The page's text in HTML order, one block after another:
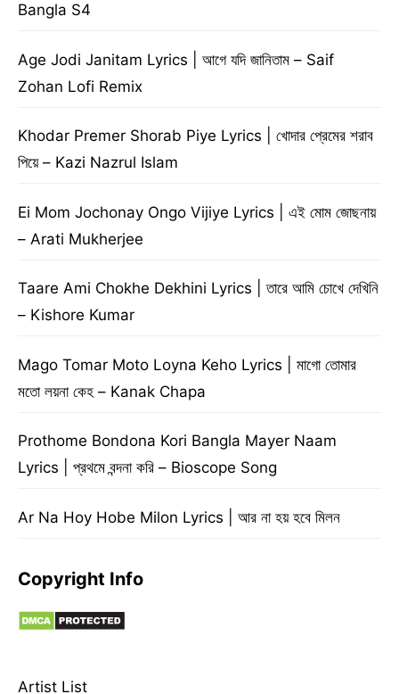
Bangla S4
Age Jodi Janitam Lyrics | আগে যদি জানিতাম – Saif
Zohan Lofi Remix
Khodar Premer Shorab Piye Lyrics | খোদার প্রেমের শরাব
পিয়ে – Kazi Nazrul Islam
Ei Mom Jochonay Ongo Vijiye Lyrics | এই মোম জোছনায়
– Arati Mukherjee
Taare Ami Chokhe Dekhini Lyrics | তারে আমি চোখে দেখিনি
– Kishore Kumar
Mago Tomar Moto Loyna Keho Lyrics | মাগো তোমার
মতো লয়না কেহ – Kanak Chapa
Prothome Bondona Kori Bangla Mayer Naam
Lyrics | প্রথমে বন্দনা করি – Bioscope Song
Ar Na Hoy Hobe Milon Lyrics | আর না হয় হবে মিলন
Copyright Info
Artist List